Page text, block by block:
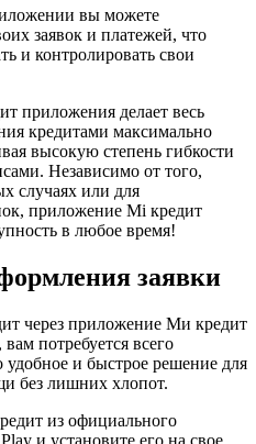
вы можете
заявок и платежей, что
и контролировать свои
приложения делает весь
кредитами максимально
высокую степень гибкости
Независимо от того,
случаях или для
приложение Mi кредит
в любое время!
заявки
через приложение Ми кредит
потребуется всего
и быстрое решение для
без лишних хлопот.
из официального
и установите его на свое